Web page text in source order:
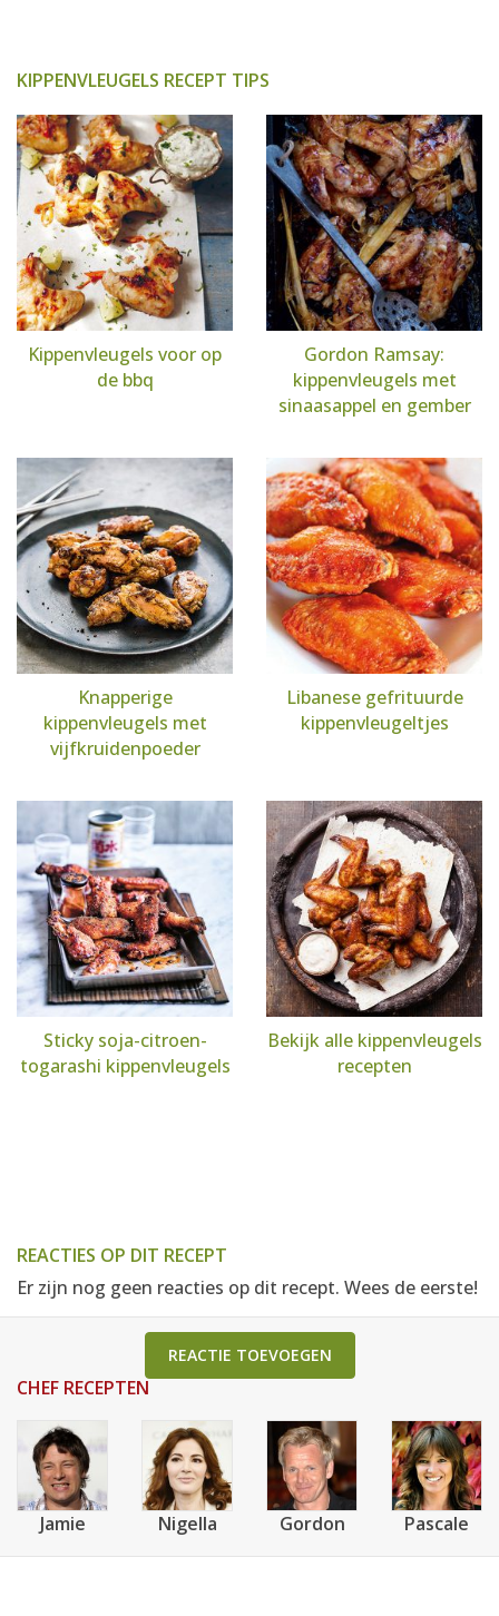
KIPPENVLEUGELS RECEPT TIPS
Kippenvleugels voor op
de bbq
Gordon Ramsay:
kippenvleugels met
sinaasappel en gember
Knapperige
kippenvleugels met
vijfkruidenpoeder
Libanese gefrituurde
kippenvleugeltjes
Sticky soja-citroen-
togarashi kippenvleugels
Bekijk alle kippenvleugels
recepten
REACTIES OP DIT RECEPT
Er zijn nog geen reacties op dit recept. Wees de eerste!
REACTIE TOEVOEGEN
CHEF RECEPTEN
Jamie Nigella Gordon Pascale